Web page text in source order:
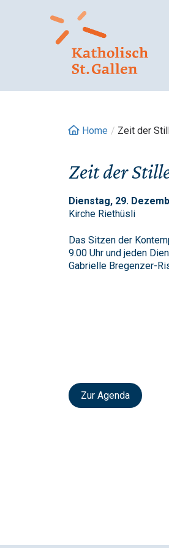
Home / Zeit der
Zeit der
Dienstag, 29.
Kirche Riethüsli
Das Sitzen der
9.00 Uhr und jeden
Gabrielle Bregenzer-
Zur Agenda